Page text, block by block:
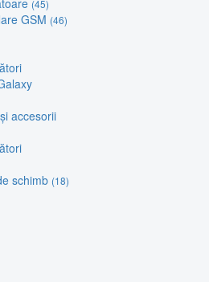
(45)
GSM (46)
accesorii
schimb (18)